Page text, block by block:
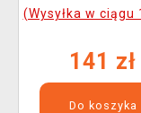
(Wysyłka w ciągu
141 zł
Do koszyka